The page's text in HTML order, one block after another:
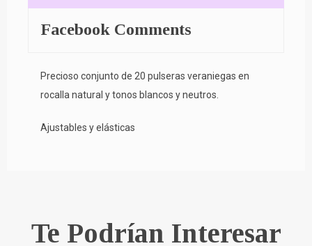
Facebook Comments
Precioso conjunto de 20 pulseras veraniegas en
rocalla natural y tonos blancos y neutros.
Ajustables y elásticas
Te Podrían Interesar